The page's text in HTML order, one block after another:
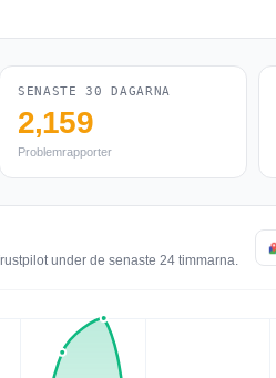
SENASTE 30 DAGARNA
2,159
Problemrapporter
under de senaste 24 timmarna.